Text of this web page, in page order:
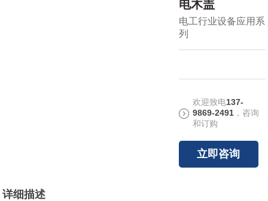
电木盖
电工行业设备应用系
列
欢迎致电137-
9869-2491，咨询
和订购
立即咨询
详细描述